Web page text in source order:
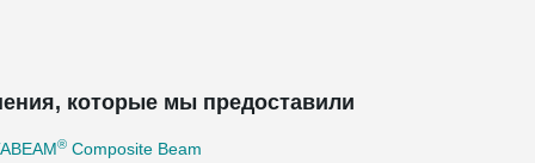
которые мы предоставили
® Composite Beam